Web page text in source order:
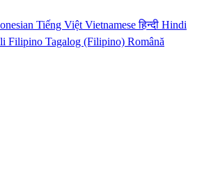
Tiếng Việt Vietnamese हिन्दी Hindi
Filipino Tagalog (Filipino) Română